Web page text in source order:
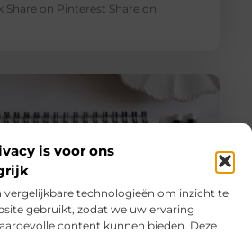
is voor ons
vergelijkbare technologieën om inzicht te
gebruikt, zodat we uw ervaring
content kunnen bieden. Deze
Share on Pinterest Share on